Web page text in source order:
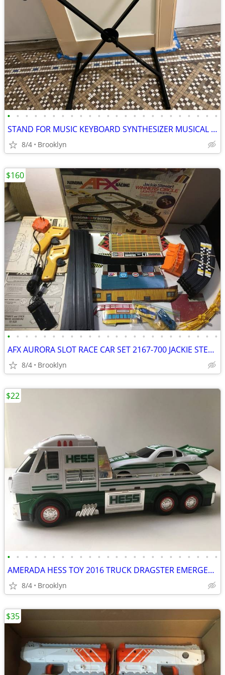
• • • • • • • • • • • • • • • • • • • • • • • •
STAND FOR MUSIC KEYBOARD SYNTHESIZER MUSICAL DIGITAL PIANO X FOLDABLE
8/4 Brooklyn
• • • • • • • • • • • • • • • • • • • • • • • •
AFX AURORA SLOT RACE CAR SET 2167-700 JACKIE STEWART WINNERS CIRCLE HO
8/4 Brooklyn
$160
• • • • • • • • • • • • • • • • • • • • • • • •
AMERADA HESS TOY 2016 TRUCK DRAGSTER EMERGENCY FLASHERS RCE CAR SOUND
8/4 Brooklyn
$22
$35